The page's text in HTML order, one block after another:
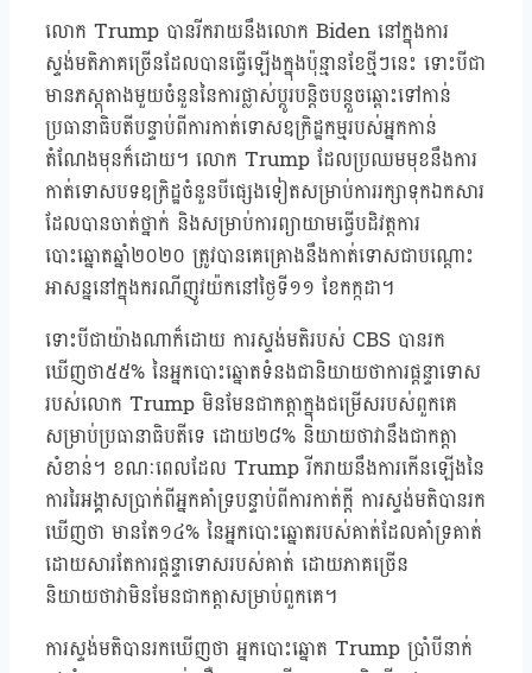
លោក Trump បានរីករាយនឹងលោក Biden នៅក្នុងការ
ស្ទង់មតិភាគច្រើនដែលបានធ្វើឡើងក្នុងប៉ុន្មានខែថ្មីៗនេះ ទោះបីជា
មានភស្តុតាងមួយចំនួននៃការផ្លាស់ប្តូរបន្តិចបន្តួចឆ្ពោះទៅកាន់
ប្រធានាធិបតីបន្ទាប់ពីការកាត់ទោសឧក្រិដ្ឋកម្មរបស់អ្នកកាន់
តំណែងមុនក៏ដោយ។ លោក Trump ដែលប្រឈមមុខនឹងការ
កាត់ទោសបទឧក្រិដ្ឋចំនួនបីផ្សេងទៀតសម្រាប់ការរក្សាទុកឯកសារ
ដែលបានចាត់ថ្នាក់ និងសម្រាប់ការព្យាយាមធ្វើបដិវត្តការ
បោះឆ្នោតឆ្នាំ២០២០ ត្រូវបានគេគ្រោងនឹងកាត់ទោសជាបណ្តោះ
អាសន្ននៅក្នុងករណីញូវយ៉កនៅថ្ងៃទី១១ ខែកក្កដា។
ទោះបីជាយ៉ាងណាក៏ដោយ ការស្ទង់មតិរបស់ CBS បានរក
ឃើញថា៥៥% នៃអ្នកបោះឆ្នោតទំនងជានិយាយថាការផ្តន្ទាទោស
របស់លោក Trump មិនមែនជាកត្តាក្នុងជម្រើសរបស់ពួកគេ
សម្រាប់ប្រធានាធិបតីទេ ដោយ២៨% និយាយថាវានឹងជាកត្តា
សំខាន់។ ខណៈពេលដែល Trump រីករាយនឹងការកើនឡើងនៃ
ការរៃអង្គាសប្រាក់ពីអ្នកគាំទ្របន្ទាប់ពីការកាត់ក្តី ការស្ទង់មតិបានរក
ឃើញថា មានតែ១៤% នៃអ្នកបោះឆ្នោតរបស់គាត់ដែលគាំទ្រគាត់
ដោយសារតែការផ្តន្ទាទោសរបស់គាត់ ដោយភាគច្រើន
និយាយថាវាមិនមែនជាកត្តាសម្រាប់ពួកគេ។
ការស្ទង់មតិបានរកឃើញថា អ្នកបោះឆ្នោត Trump ប្រាំបីនាក់